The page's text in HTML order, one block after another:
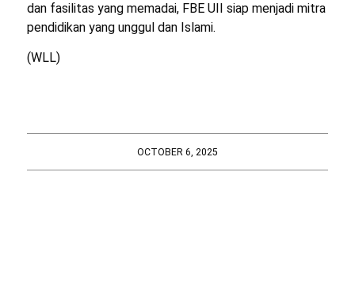
dan fasilitas yang memadai, FBE UII siap menjadi mitra
pendidikan yang unggul dan Islami.
(WLL)
OCTOBER 6, 2025